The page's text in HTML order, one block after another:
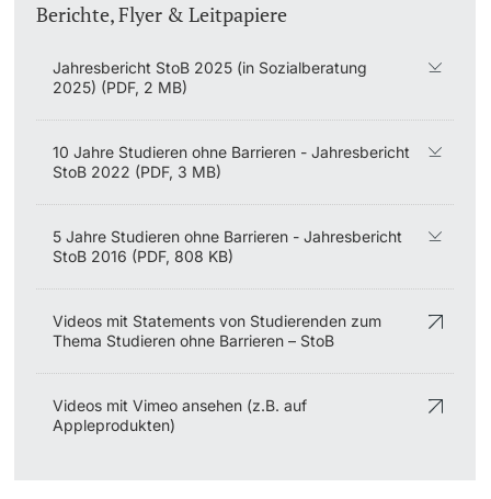
Berichte, Flyer & Leitpapiere
Jahresbericht StoB 2025 (in Sozialberatung
2025) (PDF, 2 MB)
10 Jahre Studieren ohne Barrieren - Jahresbericht
StoB 2022 (PDF, 3 MB)
5 Jahre Studieren ohne Barrieren - Jahresbericht
StoB 2016 (PDF, 808 KB)
Videos mit Statements von Studierenden zum
Thema Studieren ohne Barrieren – StoB
Videos mit Vimeo ansehen (z.B. auf
Appleprodukten)